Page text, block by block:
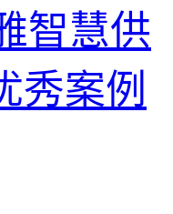
智慧供
秀案例